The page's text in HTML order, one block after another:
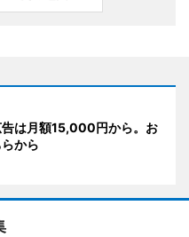
は月額15,000円から。お
から